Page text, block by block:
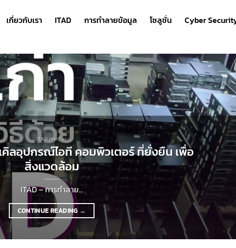
เกี่ยวกับเรา ITAD การทำลายข้อมูล โซลูชั่น Cyber
ITAD บทความ
เคิลอุปกรณ์ไอที คอมพิวเตอร์ ที่ยั่งยืน เพื่อ
สิ่งแวดล้อม
ITAD – การทำลาย...
CONTINUE READING →